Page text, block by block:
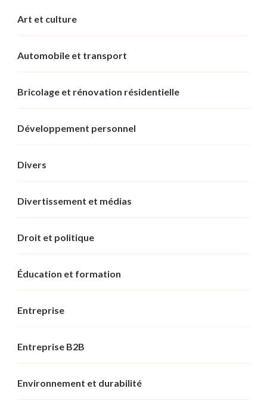
Art et culture
Automobile et transport
Bricolage et rénovation résidentielle
Développement personnel
Divers
Divertissement et médias
Droit et politique
Éducation et formation
Entreprise
Entreprise B2B
Environnement et durabilité